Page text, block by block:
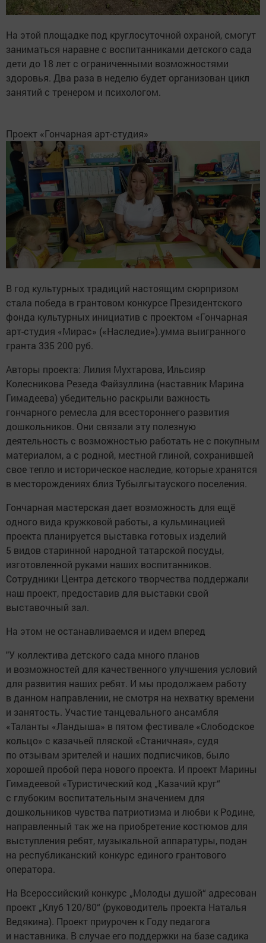
На этой площадке под круглосуточной охраной, смогут
заниматься наравне с воспитанниками детского сада
дети до 18 лет с ограниченными возможностями
здоровья. Два раза в неделю будет организован цикл
занятий с тренером и психологом.
Проект «Гончарная арт-студия»
В год культурных традиций настоящим сюрпризом
стала победа в грантовом конкурсе Президентского
фонда культурных инициатив с проектом «Гончарная
арт-студия «Мирас» («Наследие»).умма выигранного
гранта 335 200 руб.
Авторы проекта: Лилия Мухтарова, Ильсияр
Колесникова Резеда Файзуллина (наставник Марина
Гимадеева) убедительно раскрыли важность
гончарного ремесла для всестороннего развития
дошкольников. Они связали эту полезную
деятельность с возможностью работать не с покупным
материалом, а с родной, местной глиной, сохранившей
свое тепло и историческое наследие, которые хранятся
в месторождениях близ Тубылгытауского поселения.
Гончарная мастерская дает возможность для ещё
одного вида кружковой работы, а кульминацией
проекта планируется выставка готовых изделий
5 видов старинной народной татарской посуды,
изготовленной руками наших воспитанников.
Сотрудники Центра детского творчества поддержали
наш проект, предоставив для выставки свой
выставочный зал.
На этом не останавливаемся и идем вперед
"У коллектива детского сада много планов
и возможностей для качественного улучшения условий
для развития наших ребят. И мы продолжаем работу
в данном направлении, не смотря на нехватку времени
и занятость. Участие танцевального ансамбля
«Таланты «Ландыша» в пятом фестивале «Слободское
кольцо» с казачьей пляской «Станичная», судя
по отзывам зрителей и наших подписчиков, было
хорошей пробой пера нового проекта. И проект Марины
Гимадеевой «Туристический код „Казачий круг“
с глубоким воспитательным значением для
дошкольников чувства патриотизма и любви к Родине,
направленный так же на приобретение костюмов для
выступления ребят, музыкальной аппаратуры, подан
на республиканский конкурс единого грантового
оператора.
На Всероссийский конкурс „Молоды душой“ адресован
проект „Клуб 120/80“ (руководитель проекта Наталья
Ведякина). Проект приурочен к Году педагога
и наставника. В случае его поддержки на базе садика